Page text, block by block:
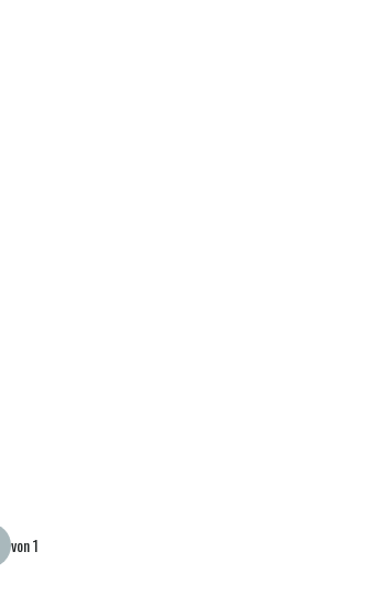
von 1